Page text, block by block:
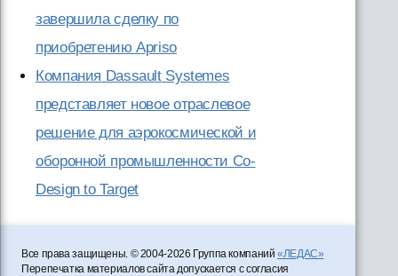
завершила сделку по
приобретению Apriso
Компания Dassault Systemes
представляет новое отраслевое
решение для аэрокосмической и
оборонной промышленности Co-
Design to Target
Все права защищены. © 2004-2026 Группа компаний«ЛЕДАС»
Перепечатка материалов сайта допускается с согласия